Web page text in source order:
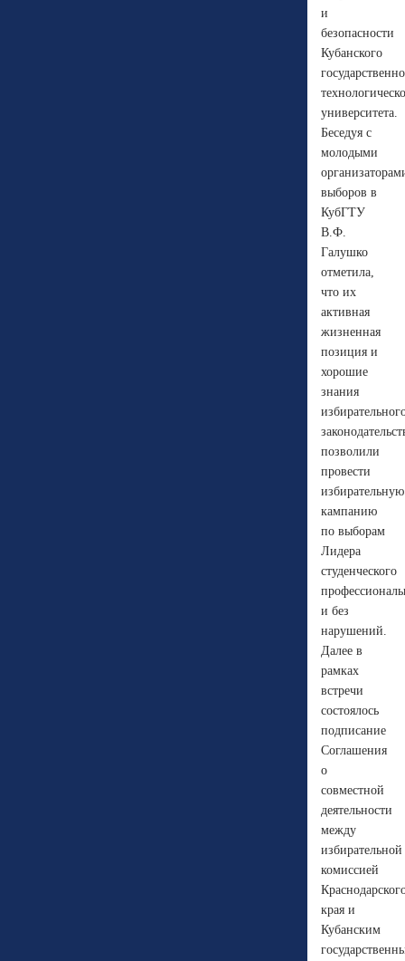
и
безопасности
Кубанского
университета.
Беседуя с
молодыми
выборов в
КубГТУ
В.Ф.
Галушко
отметила,
что их
активная
жизненная
позиция и
хорошие
знания
позволили
провести
избирательную
кампанию
по выборам
Лидера
студенческого
и без
нарушений.
Далее в
рамках
встречи
состоялось
подписание
Соглашения
о
совместной
деятельности
между
избирательной
комиссией
края и
Кубанским